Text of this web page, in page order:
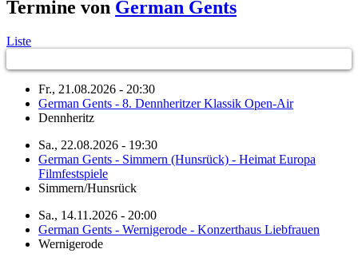
Termine von German Gents
Liste
Fr., 21.08.2026 - 20:30
German Gents - 8. Dennheritzer Klassik Open-Air
Dennheritz
Sa., 22.08.2026 - 19:30
German Gents - Simmern (Hunsrück) - Heimat Europa
Filmfestspiele
Simmern/Hunsrück
Sa., 14.11.2026 - 20:00
German Gents - Wernigerode - Konzerthaus Liebfrauen
Wernigerode